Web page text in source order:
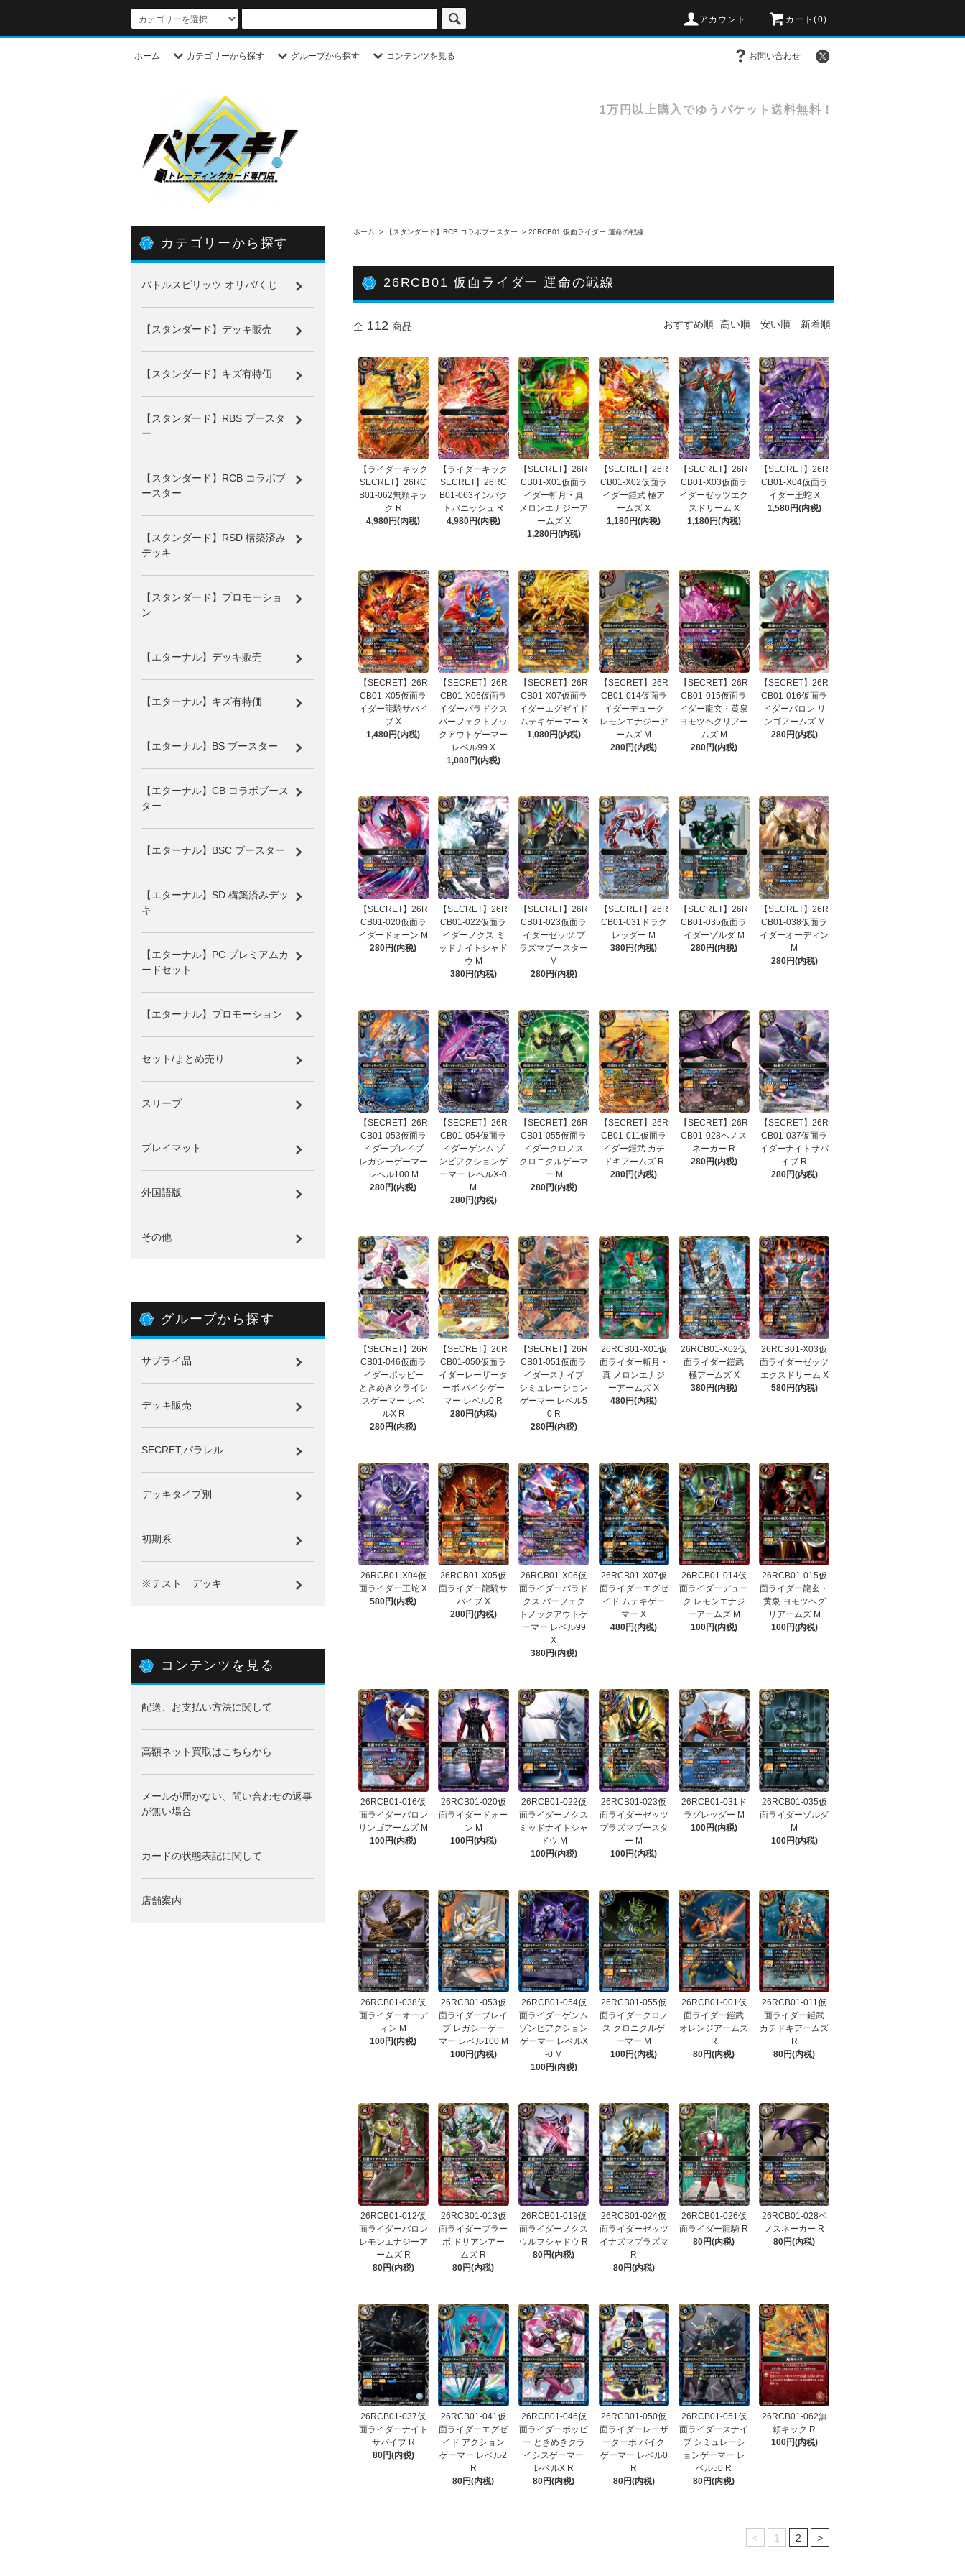
アカウント カート(0)
ホーム カテゴリーから探す グループから探す コンテンツを見る お問い合わせ
1万円以上購入でゆうパケット送料無料！
ホーム > 【スタンダード】RCB コラボブースター > 26RCB01 仮面ライダー 運命の戦線
26RCB01 仮面ライダー 運命の戦線
全 112 商品 おすすめ順 高い順 安い順 新着順
【ライダーキック
SECRET】26RC
B01-062無頼キッ
ク R
4,980円(内税)
【ライダーキック
SECRET】26RC
B01-063インパク
トバニッシュ R
4,980円(内税)
【SECRET】26R
CB01-X01仮面ラ
イダー斬月・真
メロンエナジーア
ームズ X
1,280円(内税)
【SECRET】26R
CB01-X02仮面ラ
イダー鎧武 極ア
ームズ X
1,180円(内税)
【SECRET】26R
CB01-X03仮面ラ
イダーゼッツエク
スドリーム X
1,180円(内税)
【SECRET】26R
CB01-X04仮面ラ
イダー王蛇 X
1,580円(内税)
【SECRET】26R
CB01-X05仮面ラ
イダー龍騎サバイ
ブ X
1,480円(内税)
【SECRET】26R
CB01-X06仮面ラ
イダーパラドクス
パーフェクトノッ
クアウトゲーマー
レベル99 X
1,080円(内税)
【SECRET】26R
CB01-X07仮面ラ
イダーエグゼイド
ムテキゲーマー X
1,080円(内税)
【SECRET】26R
CB01-014仮面ラ
イダーデューク
レモンエナジーア
ームズ M
280円(内税)
【SECRET】26R
CB01-015仮面ラ
イダー龍玄・黄泉
ヨモツヘグリアー
ムズ M
280円(内税)
【SECRET】26R
CB01-016仮面ラ
イダーバロン リ
ンゴアームズ M
280円(内税)
【SECRET】26R
CB01-020仮面ラ
イダードォーン M
280円(内税)
【SECRET】26R
CB01-022仮面ラ
イダーノクス ミ
ッドナイトシャド
ウ M
380円(内税)
【SECRET】26R
CB01-023仮面ラ
イダーゼッツ プ
ラズマブースター
M
280円(内税)
【SECRET】26R
CB01-031ドラグ
レッダー M
380円(内税)
【SECRET】26R
CB01-035仮面ラ
イダーゾルダ M
280円(内税)
【SECRET】26R
CB01-038仮面ラ
イダーオーディン
M
280円(内税)
【SECRET】26R
CB01-053仮面ラ
イダーブレイブ
レガシーゲーマー
レベル100 M
280円(内税)
【SECRET】26R
CB01-054仮面ラ
イダーゲンム ゾ
ンビアクションゲ
ーマー レベルX-0
M
280円(内税)
【SECRET】26R
CB01-055仮面ラ
イダークロノス
クロニクルゲーマ
ー M
280円(内税)
【SECRET】26R
CB01-011仮面ラ
イダー鎧武 カチ
ドキアームズ R
280円(内税)
【SECRET】26R
CB01-028ベノス
ネーカー R
280円(内税)
【SECRET】26R
CB01-037仮面ラ
イダーナイトサバ
イブ R
280円(内税)
【SECRET】26R
CB01-046仮面ラ
イダーポッピー
ときめきクライシ
スゲーマー レベ
ルX R
280円(内税)
【SECRET】26R
CB01-050仮面ラ
イダーレーザータ
ーボ バイクゲー
マー レベル0 R
280円(内税)
【SECRET】26R
CB01-051仮面ラ
イダースナイプ
シミュレーション
ゲーマー レベル5
0 R
280円(内税)
26RCB01-X01仮
面ライダー斬月・
真 メロンエナジ
ーアームズ X
480円(内税)
26RCB01-X02仮
面ライダー鎧武
極アームズ X
380円(内税)
26RCB01-X03仮
面ライダーゼッツ
エクスドリーム X
580円(内税)
26RCB01-X04仮
面ライダー王蛇 X
580円(内税)
26RCB01-X05仮
面ライダー龍騎サ
バイブ X
280円(内税)
26RCB01-X06仮
面ライダーパラド
クス パーフェク
トノックアウトゲ
ーマー レベル99
X
380円(内税)
26RCB01-X07仮
面ライダーエグゼ
イド ムテキゲー
マー X
480円(内税)
26RCB01-014仮
面ライダーデュー
ク レモンエナジ
ーアームズ M
100円(内税)
26RCB01-015仮
面ライダー龍玄・
黄泉 ヨモツヘグ
リアームズ M
100円(内税)
26RCB01-016仮
面ライダーバロン
リンゴアームズ M
100円(内税)
26RCB01-020仮
面ライダードォー
ン M
100円(内税)
26RCB01-022仮
面ライダーノクス
ミッドナイトシャ
ドウ M
100円(内税)
26RCB01-023仮
面ライダーゼッツ
プラズマブースタ
ー M
100円(内税)
26RCB01-031ド
ラグレッダー M
100円(内税)
26RCB01-035仮
面ライダーゾルダ
M
100円(内税)
26RCB01-038仮
面ライダーオーデ
ィン M
100円(内税)
26RCB01-053仮
面ライダーブレイ
ブ レガシーゲー
マー レベル100 M
100円(内税)
26RCB01-054仮
面ライダーゲンム
ゾンビアクション
ゲーマー レベルX
-0 M
100円(内税)
26RCB01-055仮
面ライダークロノ
ス クロニクルゲ
ーマー M
100円(内税)
26RCB01-001仮
面ライダー鎧武
オレンジアームズ
R
80円(内税)
26RCB01-011仮
面ライダー鎧武
カチドキアームズ
R
80円(内税)
26RCB01-012仮
面ライダーバロン
レモンエナジーア
ームズ R
80円(内税)
26RCB01-013仮
面ライダーブラー
ボ ドリアンアー
ムズ R
80円(内税)
26RCB01-019仮
面ライダーノクス
ウルフシャドウ R
80円(内税)
26RCB01-024仮
面ライダーゼッツ
イナズマプラズマ
R
80円(内税)
26RCB01-026仮
面ライダー龍騎 R
80円(内税)
26RCB01-028ベ
ノスネーカー R
80円(内税)
26RCB01-037仮
面ライダーナイト
サバイブ R
80円(内税)
26RCB01-041仮
面ライダーエグゼ
イド アクション
ゲーマー レベル2
R
80円(内税)
26RCB01-046仮
面ライダーポッピ
ー ときめきクラ
イシスゲーマー
レベルX R
80円(内税)
26RCB01-050仮
面ライダーレーザ
ーターボ バイク
ゲーマー レベル0
R
80円(内税)
26RCB01-051仮
面ライダースナイ
プ シミュレーシ
ョンゲーマー レ
ベル50 R
80円(内税)
26RCB01-062無
頼キック R
100円(内税)
< 1 2 >
カテゴリーから探す
バトルスピリッツ オリパ/くじ
【スタンダード】デッキ販売
【スタンダード】キズ有特価
【スタンダード】RBS ブースタ
ー
【スタンダード】RCB コラボブ
ースター
【スタンダード】RSD 構築済み
デッキ
【スタンダード】プロモーショ
ン
【エターナル】デッキ販売
【エターナル】キズ有特価
【エターナル】BS ブースター
【エターナル】CB コラボブース
ター
【エターナル】BSC ブースター
【エターナル】SD 構築済みデッ
キ
【エターナル】PC プレミアムカ
ードセット
【エターナル】プロモーション
セット/まとめ売り
スリーブ
プレイマット
外国語版
その他
グループから探す
サプライ品
デッキ販売
SECRET,パラレル
デッキタイプ別
初期系
※テスト デッキ
コンテンツを見る
配送、お支払い方法に関して
高額ネット買取はこちらから
メールが届かない、問い合わせの返事
が無い場合
カードの状態表記に関して
店舗案内